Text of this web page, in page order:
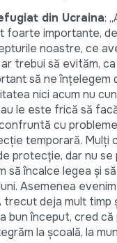
din Ucraina:
foarte importante,
noastre, ce
trebui să evităm,
să ne înțelegem
nici acum nu
le este frică să
cu
temporară. Mulți
protecție, dar nu se
să încalce legea și
Asemenea
deja mult timp
bun început, cred că
la școală, la